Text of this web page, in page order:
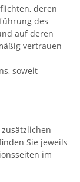
deren
des
auf deren
vertrauen
soweit
Sie jeweils
im